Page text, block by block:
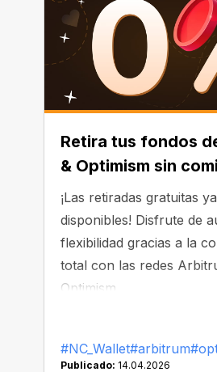
Retira tus fondos
& Optimism sin
¡Las retiradas gratuitas
disponibles! Disfrute de
flexibilidad gracias a la
total con las redes
Optimism.
#NC_Wallet#arbitrum
Publicado: 14.04.2026